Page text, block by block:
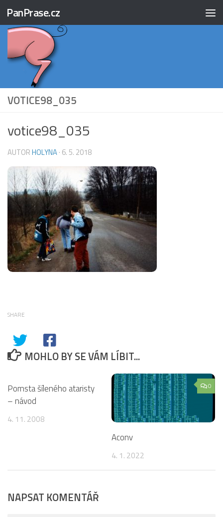
Skip to content
PanPrase.cz
VOTICE98_035
votice98_035
AUTORHOLYNA· 6. 5. 2018
SHARE
MOHLO BY SE VÁM LÍBIT...
Pomsta šíleného ataristy
– návod
4. 11. 2008
0
Aconv
4. 1. 2022
NAPSAT KOMENTÁŘ